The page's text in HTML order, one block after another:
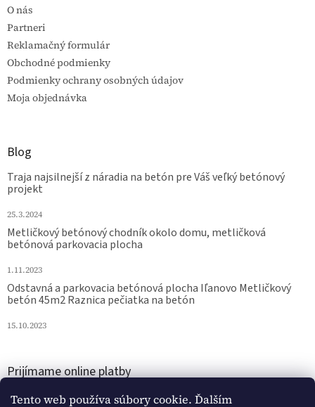
Tento web používa súbory cookie. Ďalším
O nás
Partneri
Reklamačný formulár
Obchodné podmienky
Podmienky ochrany osobných údajov
Moja objednávka
Blog
Traja najsilnejší z náradia na betón pre Váš veľký betónový
projekt
25.3.2024
Metličkový betónový chodník okolo domu, metličková
betónová parkovacia plocha
1.11.2023
Odstavná a parkovacia betónová plocha Iľanovo Metličkový
betón 45m2 Raznica pečiatka na betón
15.10.2023
Prijímame online platby